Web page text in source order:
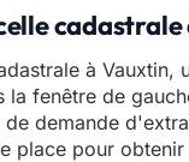
cadastrale
à
fenêtre de
demande
place pour